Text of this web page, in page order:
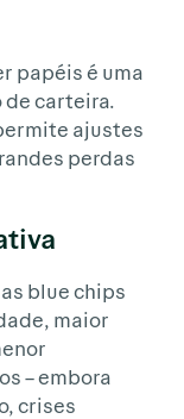
papéis é uma
de carteira.
ajustes
perdas
as blue chips
maior
– embora
crises